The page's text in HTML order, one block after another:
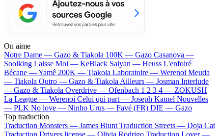
On aime
Notre Dame — Gazo & Tiakola 100K — Gazo Casanova —
Soolking Laisse Moi — KeBlack Saiyan — Heuss L'enfoiré
Bécane —Yamê 200K — Tiakola Laboratoire — Werenoi Meuda
— Tiakola Outro — Gazo & Tiakola Ailleurs — Josman Interlude
— Gazo & Tiakola Overdrive — Ofenbach 1 2 3 4 — ZOKUSH
La League — Werenoi Celui qui part — Joseph Kamel Nouvelles
— PLK No love — Ninho Urus — Favé (FR) DIE — Gazo
Top traduction
Traduction Monsters — James Blunt Traduction Streets — Doja Cat
Traduction Drivers license — Olivia Rodrigo Traduction Lover —